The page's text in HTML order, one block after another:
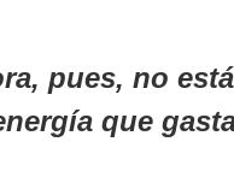
pues, no
que